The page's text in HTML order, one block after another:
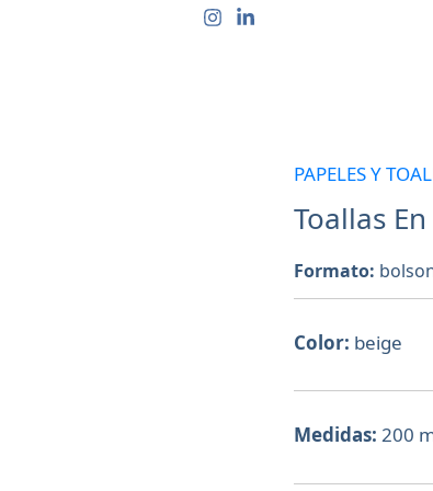
PAPELES Y
Toallas
Formato:
Color: beige
Medidas: 200
Toallas
En
Beige
200
Mts
4
Un